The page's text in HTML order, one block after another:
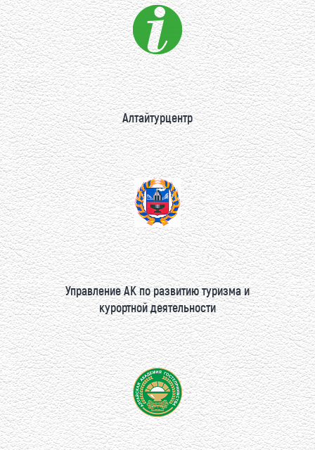
Алтайтурцентр
Управление АК по развитию туризма и
курортной деятельности